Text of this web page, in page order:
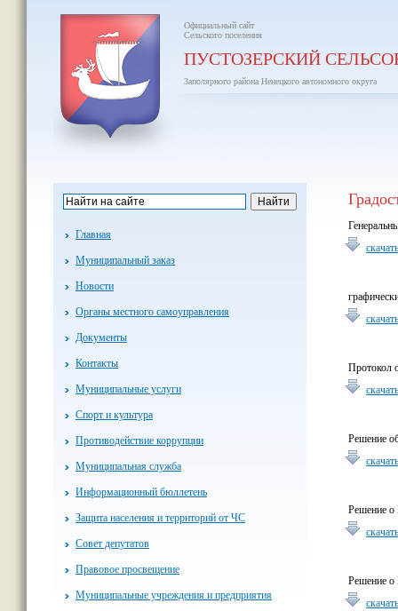
Официальный сайт
Сельского поселения
ПУСТОЗЕРСКИЙ
Заполярного района Ненецкого автономного округа
Главная
Муниципальный заказ
Новости
Органы местного самоуправления
Документы
Контакты
Муниципальные услуги
Спорт и культура
Противодействие коррупции
Муниципальная служба
Информационный бюллетень
Защита населения и территорий от ЧС
Совет депутатов
Правовое просвещение
Муниципальные учреждения и предприятия
скачать
скачать
Протокол
скачать
Решение
скачать
Решение о
скачать
Решение о
скачать